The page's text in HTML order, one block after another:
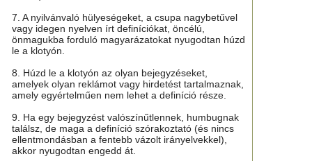
7. A nyilvánvaló hülyeségeket, a csupa nagybetűvel
vagy idegen nyelven írt definíciókat, öncélú,
önmagukba forduló magyarázatokat nyugodtan húzd
le a klotyón.
8. Húzd le a klotyón az olyan bejegyzéseket,
amelyek olyan reklámot vagy hirdetést tartalmaznak,
amely egyértelműen nem lehet a definíció része.
9. Ha egy bejegyzést valószínűtlennek, humbugnak
találsz, de maga a definíció szórakoztató (és nincs
ellentmondásban a fentebb vázolt irányelvekkel),
akkor nyugodtan engedd át.